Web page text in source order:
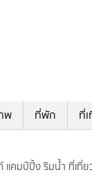
พ ที่พัก ที่
แคมป์ปิ้ง ริมน้ำ ที่เที่ย